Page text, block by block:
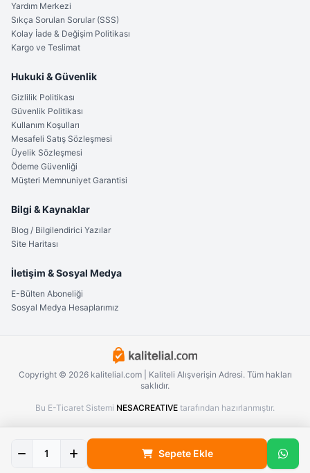
Sepete Ekle
Yardım Merkezi
Sıkça Sorulan Sorular (SSS)
Kolay İade & Değişim Politikası
Kargo ve Teslimat
Hukuki & Güvenlik
Gizlilik Politikası
Güvenlik Politikası
Kullanım Koşulları
Mesafeli Satış Sözleşmesi
Üyelik Sözleşmesi
Ödeme Güvenliği
Müşteri Memnuniyet Garantisi
Bilgi & Kaynaklar
Blog / Bilgilendirici Yazılar
Site Haritası
İletişim & Sosyal Medya
E-Bülten Aboneliği
Sosyal Medya Hesaplarımız
Copyright © 2026 kalitelial.com | Kaliteli Alışverişin Adresi. Tüm hakları
saklıdır.
Bu E-Ticaret Sistemi NESACREATIVE tarafından hazırlanmıştır.